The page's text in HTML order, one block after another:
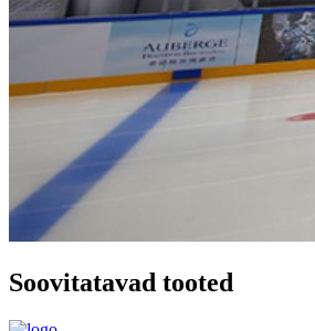
Soovitatavad tooted